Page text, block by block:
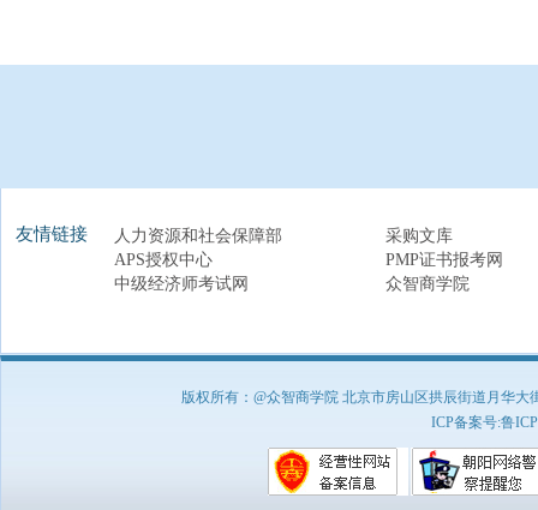
友情链接 人力资源和社会保障部
采购文库
APS授权中心
PMP证书报考网
中级经济师考试网
众智商学院
版权所有：@众智商学院 北京市房山区拱辰街道月华
ICP备案号:鲁